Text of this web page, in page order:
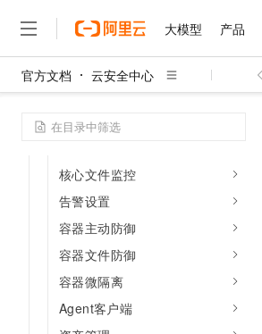
大模型 产品
官方文档 云安全中心
自定义客户端升级
代理接入
安全报告
应用白名单
核心文件监控
告警设置
容器主动防御
容器文件防御
容器微隔离
Agent客户端
大模型
产品
精选产品
人工智能与机器学习
计算
容器
解决方案
精选解决方案
互联网应用开发
大数据
权益
定价
云市场
伙伴
服务
了解阿里云